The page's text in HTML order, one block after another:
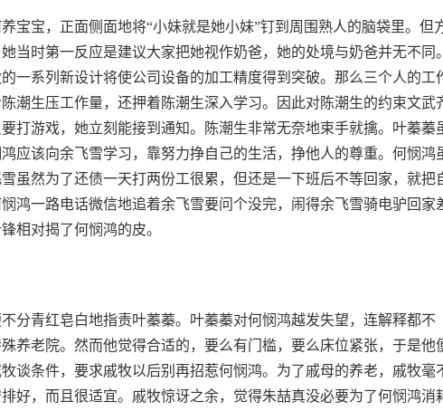
宝宝，正面侧面地将“小妹就是她小妹”钉到周围熟人的脑袋里。但
当时第一反应是建议大家把她视作奶爸，她的处境与奶爸并无不同。
一系列新设计将使公司设备的加工精度得到突破。那么三个人的工
潮生压工作量，还押着陈潮生深入学习。因此对陈潮生的约束文武
打游戏，她立刻能接到通知。陈潮生非常无奈地束手就擒。叶蓁蓁
应该向余飞雪学习，靠努力挣自己的生活，挣他人的尊重。何悯鸿
虽然为了还债一天打两份工很累，但还是一下班后不等回家，就把
鸿一路电话微信地追着余飞雪要问个没完，闹得余飞雪骑电驴回家
相对揭了何悯鸿的皮。
分青红皂白地指责叶蓁蓁。叶蓁蓁对何悯鸿越发失望，连解释都不
养老院。然而他觉得合适的，要么有门槛，要么床位紧张，于是他
谈条件，要求戚牧以后别再招惹何悯鸿。为了戚母的养老，戚牧毫
好，而且很适宜。戚牧惊讶之余，觉得朱喆真没必要为了何悯鸿消